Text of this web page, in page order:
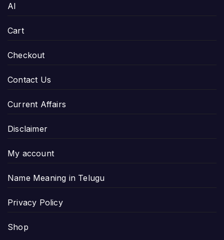
AI
Cart
Checkout
Contact Us
Current Affairs
Disclaimer
My account
Name Meaning in Telugu
Privacy Policy
Shop